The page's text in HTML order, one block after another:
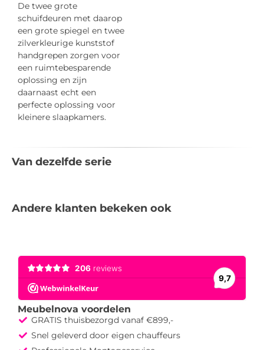
De twee grote
schuifdeuren met daarop
een grote spiegel en twee
zilverkleurige kunststof
handgrepen zorgen voor
een ruimtebesparende
oplossing en zijn
daarnaast echt een
perfecte oplossing voor
kleinere slaapkamers.
Van dezelfde serie
Andere klanten bekeken ook
Meubelnova voordelen
GRATIS thuisbezorgd vanaf €899,-
Snel geleverd door eigen chauffeurs